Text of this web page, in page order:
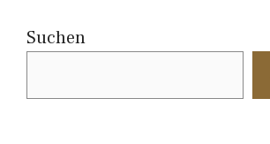
Suchen